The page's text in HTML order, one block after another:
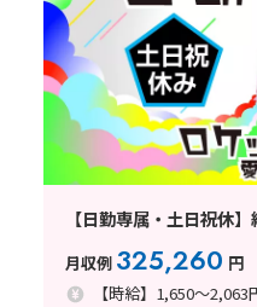
【日勤専属・土日祝休
月収例 325,260 円
【時給】1,650～2,063